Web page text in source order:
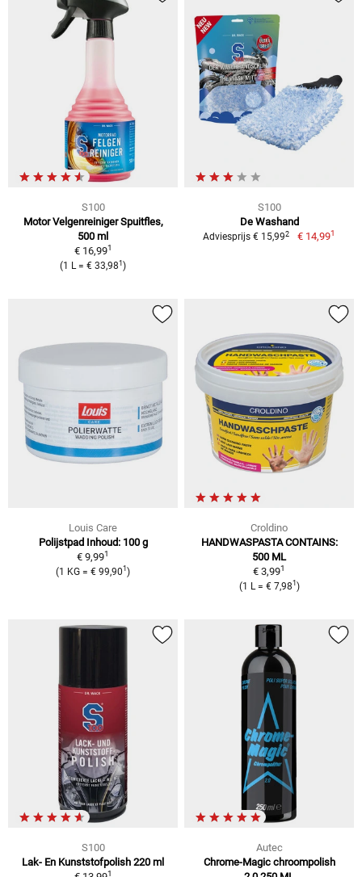
S100
Motor Velgenreiniger Spuitfles,
500 ml
€ 16,991
(1 L = € 33,981 )
S100
De Washand
Adviesprijs € 15,992 € 14,991
Louis Care
Polijstpad Inhoud: 100 g
€ 9,991
(1 KG = € 99,901 )
Croldino
HANDWASPASTA CONTAINS:
500 ML
€ 3,991
(1 L = € 7,981 )
S100
Lak- En Kunststofpolish 220 ml
1
Autec
Chrome-Magic chroompolish